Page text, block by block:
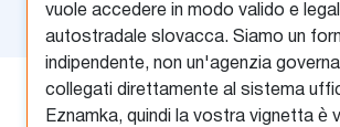
vuole accedere in modo valido e
autostradale slovacca. Siamo un
indipendente, non un'agenzia
collegati direttamente al sistema
Eznamka, quindi la vostra vignetta è